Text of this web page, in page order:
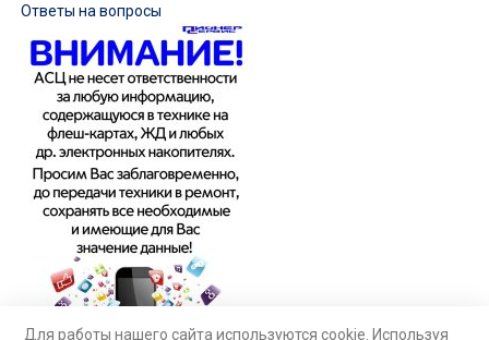
Ответы на вопросы
Для работы нашего сайта используются cookie. Используя